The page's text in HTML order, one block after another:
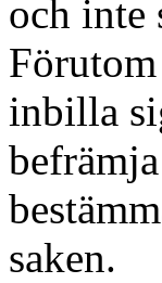
och inte
inbilla
saken.